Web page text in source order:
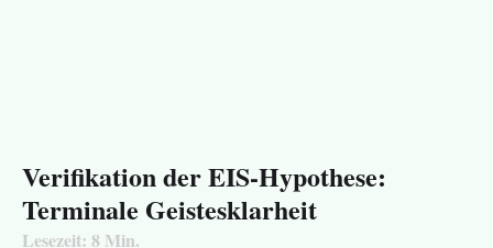
Verifikation der EIS-Hypothese:
Terminale Geistesklarheit
Lesezeit: 8 Min.